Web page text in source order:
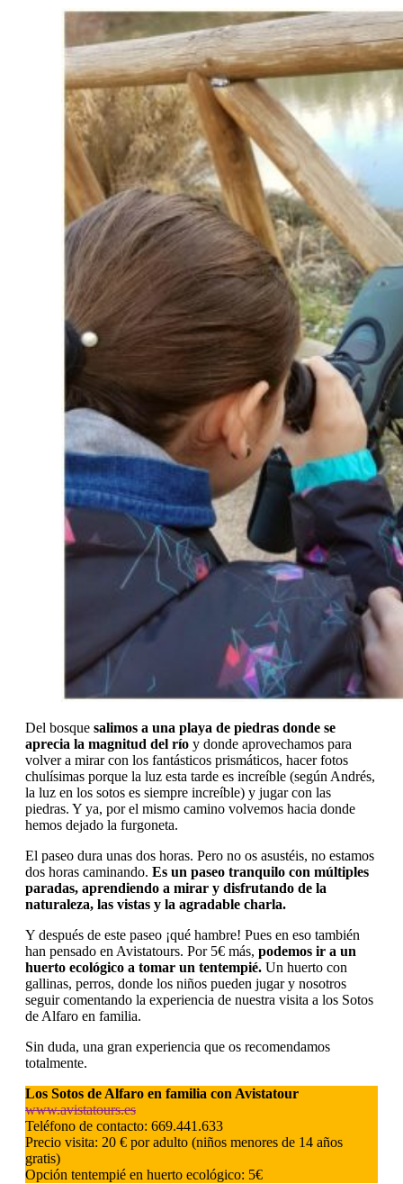
Del bosque salimos a una playa de piedras donde se
aprecia la magnitud del río y donde aprovechamos para
volver a mirar con los fantásticos prismáticos, hacer fotos
chulísimas porque la luz esta tarde es increíble (según Andrés,
la luz en los sotos es siempre increíble) y jugar con las
piedras. Y ya, por el mismo camino volvemos hacia donde
hemos dejado la furgoneta.
El paseo dura unas dos horas. Pero no os asustéis, no estamos
dos horas caminando. Es un paseo tranquilo con múltiples
paradas, aprendiendo a mirar y disfrutando de la
naturaleza, las vistas y la agradable charla.
Y después de este paseo ¡qué hambre! Pues en eso también
han pensado en Avistatours. Por 5€ más, podemos ir a un
huerto ecológico a tomar un tentempié. Un huerto con
gallinas, perros, donde los niños pueden jugar y nosotros
seguir comentando la experiencia de nuestra visita a los Sotos
de Alfaro en familia.
Sin duda, una gran experiencia que os recomendamos
totalmente.
Los Sotos de Alfaro en familia con Avistatour
www.avistatours.es
Teléfono de contacto: 669.441.633
Precio visita: 20 € por adulto (niños menores de 14 años
gratis)
Opción tentempié en huerto ecológico: 5€